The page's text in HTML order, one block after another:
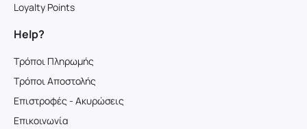
Loyalty Points
Help?
Τρόποι Πληρωμής
Τρόποι Αποστολής
Επιστροφές - Ακυρώσεις
Επικοινωνία